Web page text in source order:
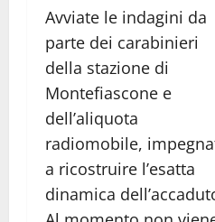
Avviate le indagini da
parte dei carabinieri
della stazione di
Montefiascone e
dell’aliquota
radiomobile,
a ricostruire l’esatta
dinamica